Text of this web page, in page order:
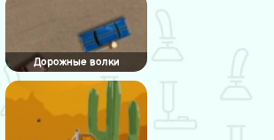
Дорожные волки